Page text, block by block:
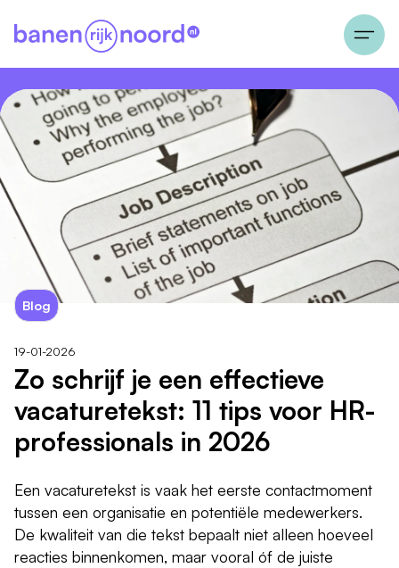
Blog
19-01-2026
Zo schrijf je een effectieve
vacaturetekst: 11 tips voor HR-
professionals in 2026
Een vacaturetekst is vaak het eerste contactmoment
tussen een organisatie en potentiële medewerkers.
De kwaliteit van die tekst bepaalt niet alleen hoeveel
reacties binnenkomen, maar vooral óf de juiste